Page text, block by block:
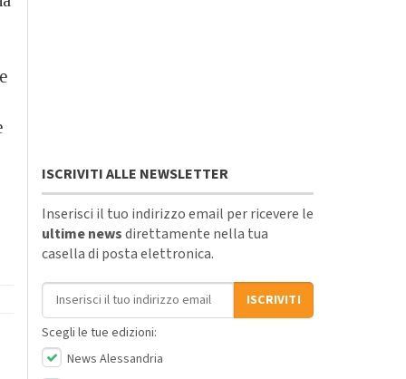
ISCRIVITI ALLE NEWSLETTER
Inserisci il tuo indirizzo email per ricevere le
ultime newsdirettamente nella tua
casella di posta elettronica.
Indirizzo email
ISCRIVITI
Scegli le tue edizioni:
News Alessandria